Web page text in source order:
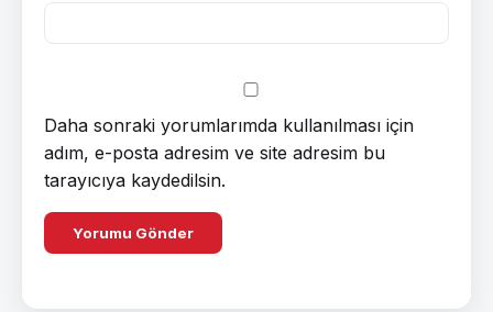
Daha sonraki yorumlarımda kullanılması için
adım, e-posta adresim ve site adresim bu
tarayıcıya kaydedilsin.